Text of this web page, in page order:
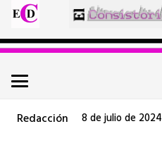
Redacción 8 de julio de 2024